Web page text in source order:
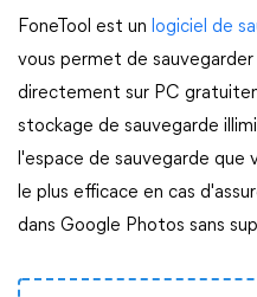
FoneTool est un logiciel de
vous permet de
directement sur PC
stockage de sauvegarde
l'espace de sauvegarde que
le plus efficace en cas
dans Google Photos sans